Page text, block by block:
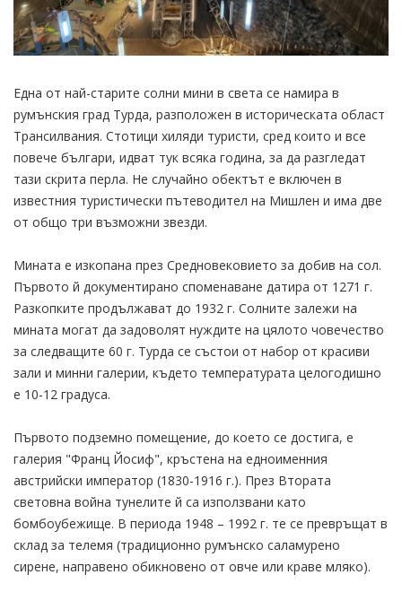
Една от най-старите солни мини в света се намира в
румънския град Турда, разположен в историческата област
Трансилвания. Стотици хиляди туристи, сред които и все
повече българи, идват тук всяка година, за да разгледат
тази скрита перла. Не случайно обектът е включен в
известния туристически пътеводител на Мишлен и има две
от общо три възможни звезди.
Мината е изкопана през Средновековието за добив на сол.
Първото й документирано споменаване датира от 1271 г.
Разкопките продължават до 1932 г. Солните залежи на
мината могат да задоволят нуждите на цялото човечество
за следващите 60 г. Турда се състои от набор от красиви
зали и минни галерии, където температурата целогодишно
е 10-12 градуса.
Първото подземно помещение, до което се достига, е
галерия "Франц Йосиф", кръстена на едноименния
австрийски император (1830-1916 г.). През Втората
световна война тунелите й са използвани като
бомбоубежище. В периода 1948 – 1992 г. те се превръщат в
склад за телемя (традиционно румънско саламурено
сирене, направено обикновено от овче или краве мляко).